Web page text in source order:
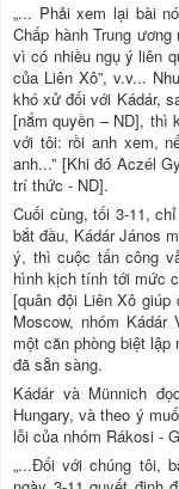
„... Phải xem lại bài
Chấp hành Trung
vì có nhiều ngụ ý liên
của Liên Xô”, v.v...
khó xử đối với Kádár,
[nắm quyền – ND], thì
với tôi: rồi anh xem,
anh...” [Khi đó Aczél
trí thức - ND].
Cuối cùng, tối 3-11,
bắt đầu, Kádár János
ý, thì cuộc tấn công
hình kịch tính tới mức
[quân đội Liên Xô
Moscow, nhóm Kádár
một căn phòng biệt
đã sẵn sàng.
Kádár và Münnich
Hungary, và theo ý
lỗi của nhóm Rákosi -
„...Đối với chúng tôi,